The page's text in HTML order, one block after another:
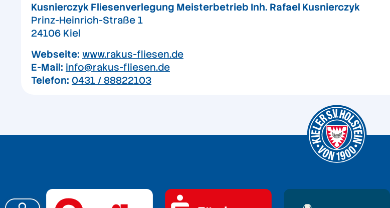
Kusnierczyk Fliesenverlegung Meisterbetrieb Inh. Rafael Kusnierczyk
Prinz-Heinrich-Straße 1
24106 Kiel
Webseite: www.rakus-fliesen.de
E-Mail: info@rakus-fliesen.de
Telefon: 0431 / 88822103